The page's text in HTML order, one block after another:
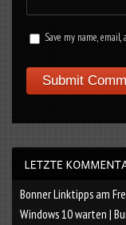
Save my name,
Bonner Linktipps am
Windows 10 warten |